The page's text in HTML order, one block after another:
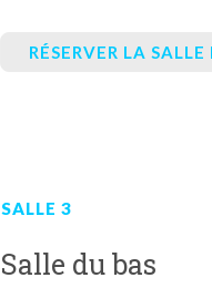
RÉSERVER LA
SALLE 3
Salle du bas